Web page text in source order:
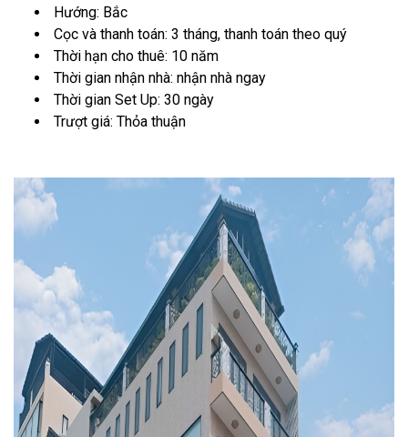
Hướng: Bắc
Cọc và thanh toán: 3 tháng, thanh toán theo quý
Thời hạn cho thuê: 10 năm
Thời gian nhận nhà: nhận nhà ngay
Thời gian Set Up: 30 ngày
Trượt giá: Thỏa thuận